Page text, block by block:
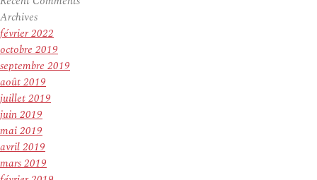
Archives
février 2022
octobre 2019
septembre 2019
août 2019
juillet 2019
juin 2019
mai 2019
avril 2019
mars 2019